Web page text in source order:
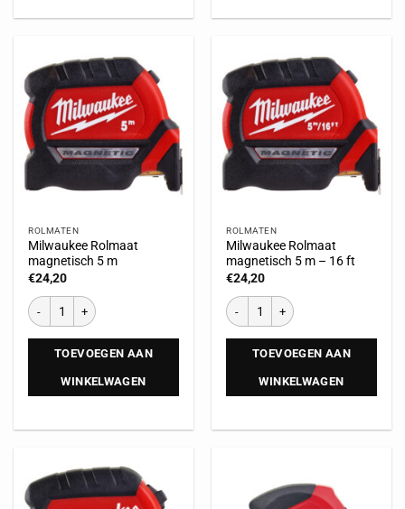
ROLMATEN
Milwaukee Rolmaat
magnetisch 5 m
€24,20
TOEVOEGEN AAN
WINKELWAGEN
ROLMATEN
Milwaukee Rolmaat
magnetisch 5 m – 16 ft
€24,20
TOEVOEGEN AAN
WINKELWAGEN